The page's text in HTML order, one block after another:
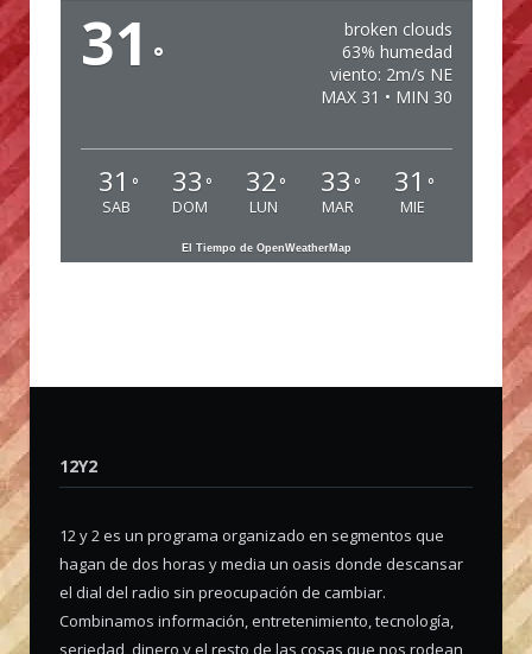
31 °
broken clouds
63% humedad
viento: 2m/s NE
MAX 31 • MIN 30
31 °
SAB
33 °
DOM
32 °
LUN
33 °
MAR
31 °
MIE
El Tiempo de OpenWeatherMap
12Y2
12 y 2 es un programa organizado en segmentos que
hagan de dos horas y media un oasis donde descansar
el dial del radio sin preocupación de cambiar.
Combinamos información, entretenimiento, tecnología,
seriedad, dinero y el resto de las cosas que nos rodean